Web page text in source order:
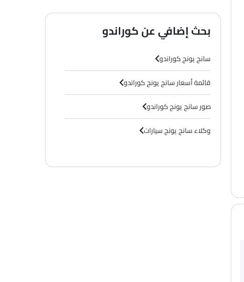
بحث إضافي عن كوراندو
سانج يونج كوراندو
قائمة أسعار سانج يونج كوراندو
صور سانج يونج كوراندو
وكلاء سانج يونج سيارات